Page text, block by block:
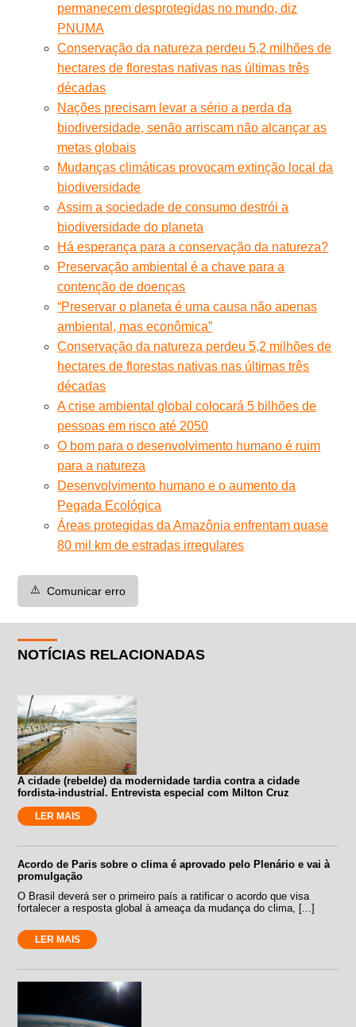
permanecem desprotegidas no mundo, diz
PNUMA
Conservação da natureza perdeu 5,2 milhões de
hectares de florestas nativas nas últimas três
décadas
Nações precisam levar a sério a perda da
biodiversidade, senão arriscam não alcançar as
metas globais
Mudanças climáticas provocam extinção local da
biodiversidade
Assim a sociedade de consumo destrói a
biodiversidade do planeta
Há esperança para a conservação da natureza?
Preservação ambiental é a chave para a
contenção de doenças
“Preservar o planeta é uma causa não apenas
ambiental, mas econômica”
Conservação da natureza perdeu 5,2 milhões de
hectares de florestas nativas nas últimas três
décadas
A crise ambiental global colocará 5 bilhões de
pessoas em risco até 2050
O bom para o desenvolvimento humano é ruim
para a natureza
Desenvolvimento humano e o aumento da
Pegada Ecológica
Áreas protegidas da Amazônia enfrentam quase
80 mil km de estradas irregulares
⚠️ Comunicar erro
NOTÍCIAS RELACIONADAS
A cidade (rebelde) da modernidade tardia contra a cidade
fordista-industrial. Entrevista especial com Milton Cruz
LER MAIS
Acordo de Paris sobre o clima é aprovado pelo Plenário e vai à
promulgação
O Brasil deverá ser o primeiro país a ratificar o acordo que visa
fortalecer a resposta global à ameaça da mudança do clima, [...]
LER MAIS